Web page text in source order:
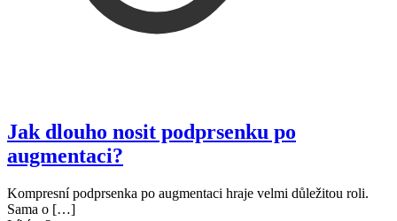
Jak dlouho nosit podprsenku po
augmentaci?
Kompresní podprsenka po augmentaci hraje velmi důležitou roli.
Sama o […]